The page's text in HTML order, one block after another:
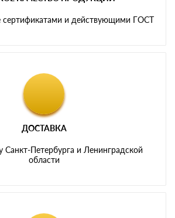
сертификатами и действующими ГОСТ
ДОСТАВКА
Санкт-Петербурга и Ленинградской
области